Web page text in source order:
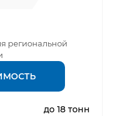
региональной
до 18 тонн